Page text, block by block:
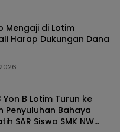
Mengaji di Lotim
Harap Dukungan Dana
B Lotim Turun ke
Penyuluhan Bahaya
SAR Siswa SMK NW